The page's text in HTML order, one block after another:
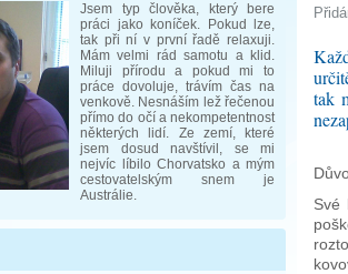
Jsem typ člověka, který bere
práci jako koníček. Pokud lze,
tak při ní v první řadě relaxuji.
Mám velmi rád samotu a klid.
Miluji přírodu a pokud mi to
práce dovoluje, trávím čas na
venkově. Nesnáším lež řečenou
přímo do očí a nekompetentnost
některých lidí. Ze zemí, které
jsem dosud navštívil, se mi
nejvíc líbilo Chorvatsko a mým
cestovatelským snem je
Austrálie.
tak
Své